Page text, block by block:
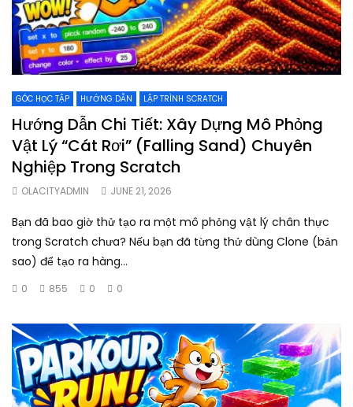
GÓC HỌC TẬP HƯỚNG DẪN LẬP TRÌNH SCRATCH
Hướng Dẫn Chi Tiết: Xây Dựng Mô Phỏng
Vật Lý “Cát Rơi” (Falling Sand) Chuyên
Nghiệp Trong Scratch
OLACITYADMIN JUNE 21, 2026
Bạn đã bao giờ thử tạo ra một mô phỏng vật lý chân thực
trong Scratch chưa? Nếu bạn đã từng thử dùng Clone (bản
sao) để tạo ra hàng...
0 855 0 0